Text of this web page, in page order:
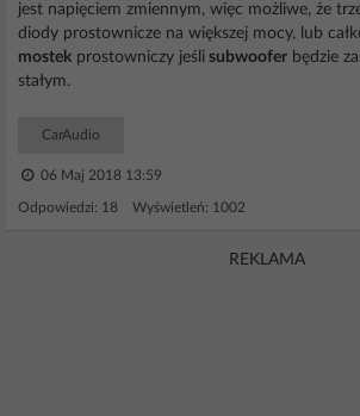
jest napięciem zmiennym, więc możliwe, że
diody prostownicze na większej mocy, lub
mostek prostowniczy jeśli subwoofer będzie
stałym.
CarAudio
06 Maj 2018 13:59
Odpowiedzi: 18 Wyświetleń: 1002
REKLAMA